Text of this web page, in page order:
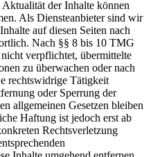
der Inhalte können
Als Diensteanbieter sind wir
auf diesen Seiten nach
Nach §§ 8 bis 10 TMG
verpflichtet, übermittelte
zu überwachen oder nach
rechtswidrige Tätigkeit
oder Sperrung der
allgemeinen Gesetzen bleiben
Haftung ist jedoch erst ab
Rechtsverletzung